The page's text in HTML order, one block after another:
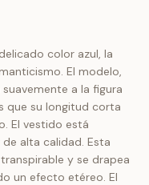
color azul, la
El modelo,
a la figura
que su longitud corta
El vestido está
alta calidad. Esta
y se drapea
un efecto etéreo. El